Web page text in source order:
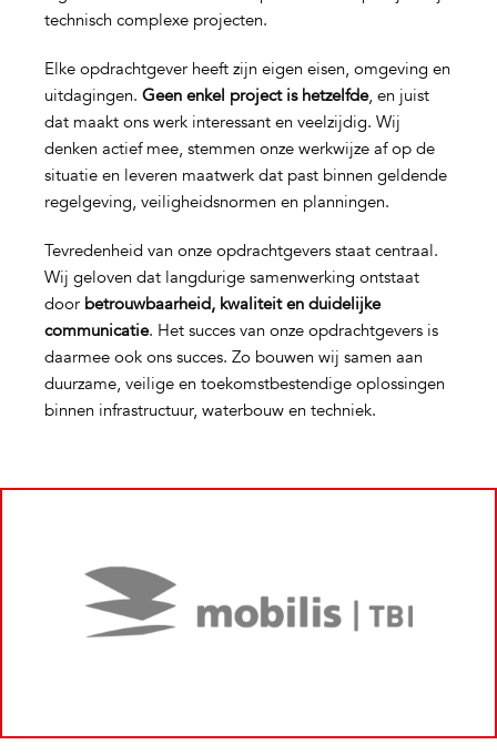
technisch complexe projecten.
Elke opdrachtgever heeft zijn eigen eisen, omgeving en
uitdagingen. Geen enkel project is hetzelfde, en juist
dat maakt ons werk interessant en veelzijdig. Wij
denken actief mee, stemmen onze werkwijze af op de
situatie en leveren maatwerk dat past binnen geldende
regelgeving, veiligheidsnormen en planningen.
Tevredenheid van onze opdrachtgevers staat centraal.
Wij geloven dat langdurige samenwerking ontstaat
door betrouwbaarheid, kwaliteit en duidelijke
communicatie. Het succes van onze opdrachtgevers is
daarmee ook ons succes. Zo bouwen wij samen aan
duurzame, veilige en toekomstbestendige oplossingen
binnen infrastructuur, waterbouw en techniek.